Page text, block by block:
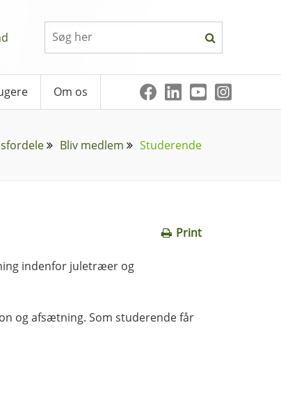
Om os
Bliv medlem Studerende
Print
indenfor juletræer og
og afsætning. Som studerende får